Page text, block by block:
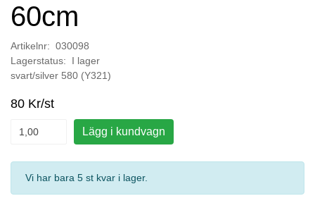
60cm
Artikelnr: 030098
Lagerstatus: I lager
svart/silver 580 (Y321)
80 Kr/st
Lägg i kundvagn
Vi har bara 5 st kvar i lager.